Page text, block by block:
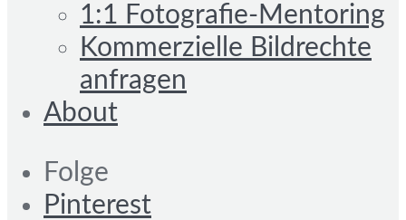
1:1 Fotografie-Mentoring
Kommerzielle Bildrechte
anfragen
About
Folge
Pinterest